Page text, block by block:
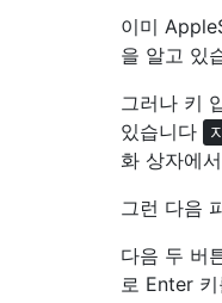
이미
을 알고 있
그러나 키
있습니다
화 상자에
그런 다음
다음 두 버
로 Enter